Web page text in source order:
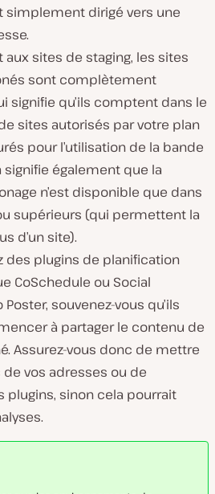
simplement dirigé vers une
aux sites de staging, les sites
sont complètement
signifie qu’ils comptent dans le
sites autorisés par votre plan
pour l’utilisation de la bande
signifie également que la
n’est disponible que dans
supérieurs (qui permettent la
d’un site).
des plugins de planification
CoSchedule ou Social
souvenez-vous qu’ils
à partager le contenu de
Assurez-vous donc de mettre
de vos adresses ou de
plugins, sinon cela pourrait